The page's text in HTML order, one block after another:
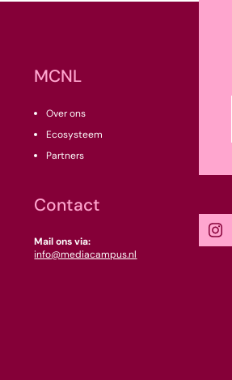
MCNL
Over ons
Ecosysteem
Partners
Contact
Mail ons via:
info@mediacampus.nl